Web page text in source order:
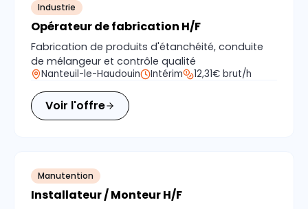
Industrie
Opérateur de fabrication H/F
Fabrication de produits d'étanchéité, conduite
de mélangeur et contrôle qualité
Nanteuil-le-Haudouin Intérim 12,31€ brut/h
Voir l'offre
Manutention
Installateur / Monteur H/F